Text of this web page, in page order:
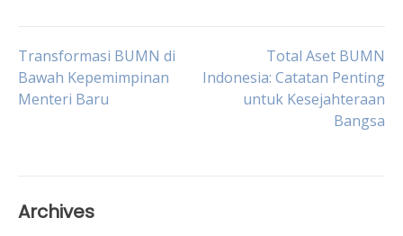
Post
navigation
Transformasi BUMN di
Bawah Kepemimpinan
Menteri Baru
Total Aset BUMN
Indonesia: Catatan Penting
untuk Kesejahteraan
Bangsa
Archives